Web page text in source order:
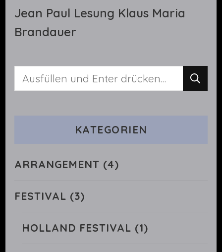
Jean Paul Lesung Klaus Maria
Brandauer
Suchst
KATEGORIEN
ARRANGEMENT (4)
FESTIVAL (3)
HOLLAND FESTIVAL (1)